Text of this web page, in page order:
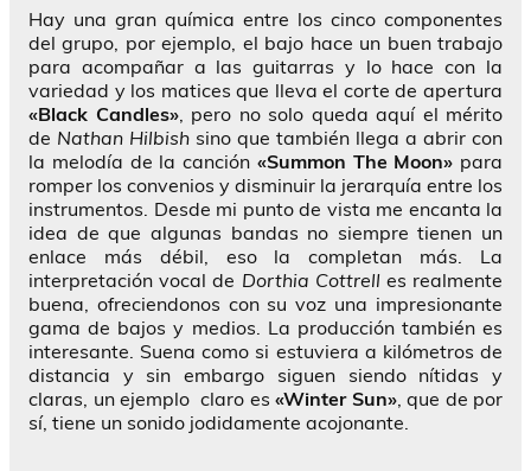
Hay una gran química entre los cinco componentes
del grupo, por ejemplo, el bajo hace un buen trabajo
para acompañar a las guitarras y lo hace con la
variedad y los matices que lleva el corte de apertura
«Black Candles», pero no solo queda aquí el mérito
de Nathan Hilbish sino que también llega a abrir con
la melodía de la canción «Summon The Moon» para
romper los convenios y disminuir la jerarquía entre los
instrumentos. Desde mi punto de vista me encanta la
idea de que algunas bandas no siempre tienen un
enlace más débil, eso la completan más. La
interpretación vocal de Dorthia Cottrell es realmente
buena, ofreciendonos con su voz una impresionante
gama de bajos y medios. La producción también es
interesante. Suena como si estuviera a kilómetros de
distancia y sin embargo siguen siendo nítidas y
claras, un ejemplo claro es «Winter Sun», que de por
sí, tiene un sonido jodidamente acojonante.